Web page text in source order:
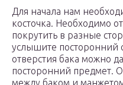
Для начала нам
косточка. Необходимо
покрутить в разные
услышите посторонний
отверстия бака можно
посторонний предмет.
между баком и